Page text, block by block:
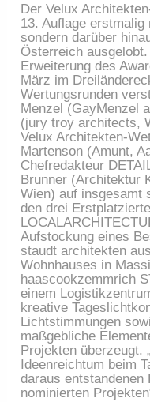
Der Velux
13. Auflage
sondern darüber
Österreich
Erweiterung des
März im
Wertungsrunden
Menzel (GayMenzel
(jury troy architects,
Velux Architekten-
Martenson (Amunt,
Chefredakteur
Brunner (Architektur
Wien) auf insgesamt
den drei
Aufstockung eines
staudt architekten
Wohnhauses in
haascookzemmrich
einem
kreative
Lichtstimmungen
maßgebliche
Projekten überzeugt.
Ideenreichtum beim
daraus entstandenen
nominierten